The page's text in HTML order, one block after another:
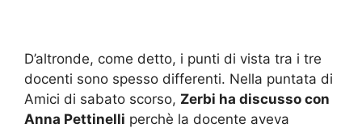
D’altronde, come detto, i punti di vista tra i tre
docenti sono spesso differenti. Nella puntata di
Amici di sabato scorso, Zerbi ha discusso con
Anna Pettinelli perchè la docente aveva